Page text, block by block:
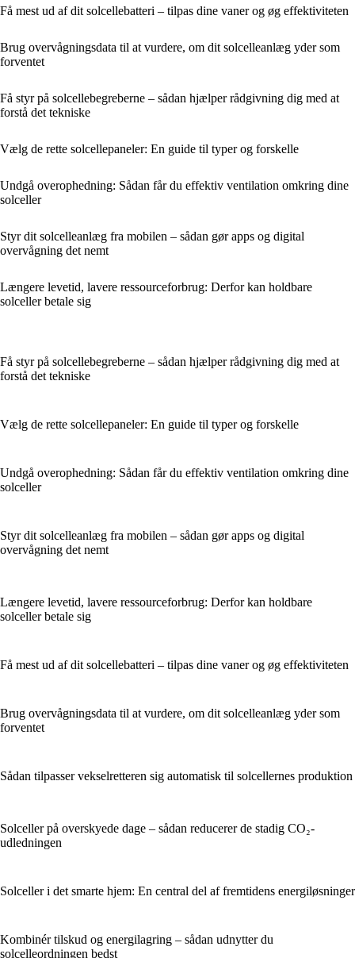
Få mest ud af dit solcellebatteri – tilpas dine vaner og øg effektiviteten
Brug overvågningsdata til at vurdere, om dit solcelleanlæg yder som
forventet
Få styr på solcellebegreberne – sådan hjælper rådgivning dig med at
forstå det tekniske
Vælg de rette solcellepaneler: En guide til typer og forskelle
Undgå overophedning: Sådan får du effektiv ventilation omkring dine
solceller
Styr dit solcelleanlæg fra mobilen – sådan gør apps og digital
overvågning det nemt
Længere levetid, lavere ressourceforbrug: Derfor kan holdbare
solceller betale sig
Få styr på solcellebegreberne – sådan hjælper rådgivning dig med at
forstå det tekniske
Vælg de rette solcellepaneler: En guide til typer og forskelle
Undgå overophedning: Sådan får du effektiv ventilation omkring dine
solceller
Styr dit solcelleanlæg fra mobilen – sådan gør apps og digital
overvågning det nemt
Længere levetid, lavere ressourceforbrug: Derfor kan holdbare
solceller betale sig
Få mest ud af dit solcellebatteri – tilpas dine vaner og øg effektiviteten
Brug overvågningsdata til at vurdere, om dit solcelleanlæg yder som
forventet
Sådan tilpasser vekselretteren sig automatisk til solcellernes produktion
Solceller på overskyede dage – sådan reducerer de stadig CO₂-
udledningen
Solceller i det smarte hjem: En central del af fremtidens energiløsninger
Kombinér tilskud og energilagring – sådan udnytter du
solcelleordningen bedst